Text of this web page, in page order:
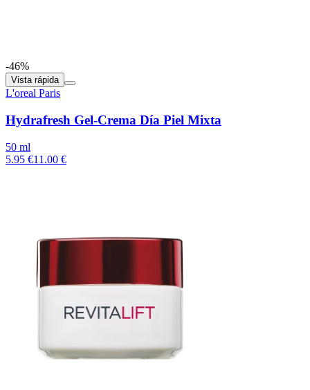
-46%
Vista rápida
L'oreal Paris
Hydrafresh Gel-Crema Día Piel Mixta
50 ml
5.95 €11.00 €